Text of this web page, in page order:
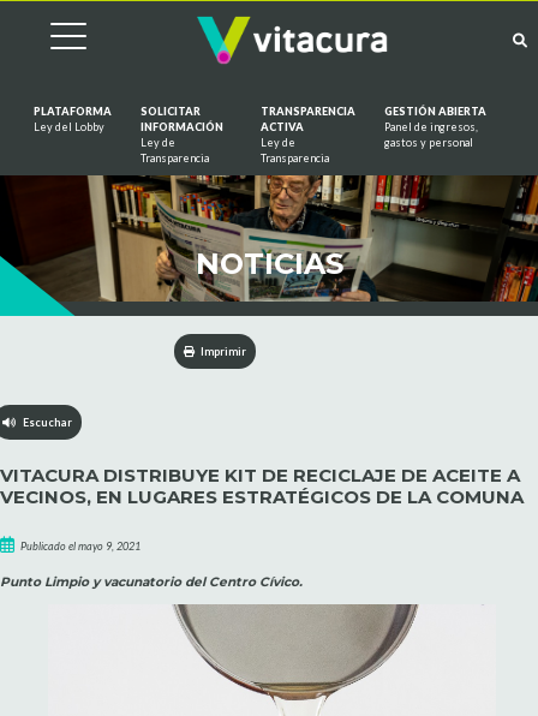
PLATAFORMA
Ley del Lobby
SOLICITAR
INFORMACIÓN
Ley de
Transparencia
TRANSPARENCIA
ACTIVA
Ley de
Transparencia
GESTIÓN ABIERTA
Panel de ingresos,
gastos y personal
NOTICIAS
Imprimir
Escuchar
VITACURA DISTRIBUYE KIT DE RECICLAJE DE ACEITE A
VECINOS, EN LUGARES ESTRATÉGICOS DE LA COMUNA
Publicado el mayo 9, 2021
Punto Limpio y vacunatorio del Centro Cívico.